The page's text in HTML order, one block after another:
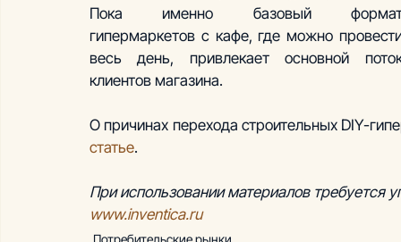
Пока именно базовый
гипермаркетов с кафе, где можно
весь день, привлекает основной
клиентов магазина.
статье.
При использовании материалов требуется
www.inventica.ru
Потребительские рынки